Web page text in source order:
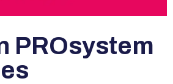
PROsystem